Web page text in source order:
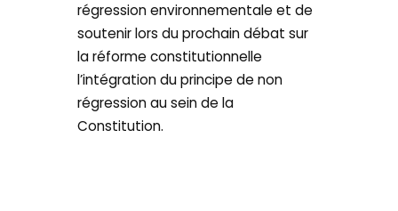
régression environnementale et de
soutenir lors du prochain débat sur
la réforme constitutionnelle
l’intégration du principe de non
régression au sein de la
Constitution.